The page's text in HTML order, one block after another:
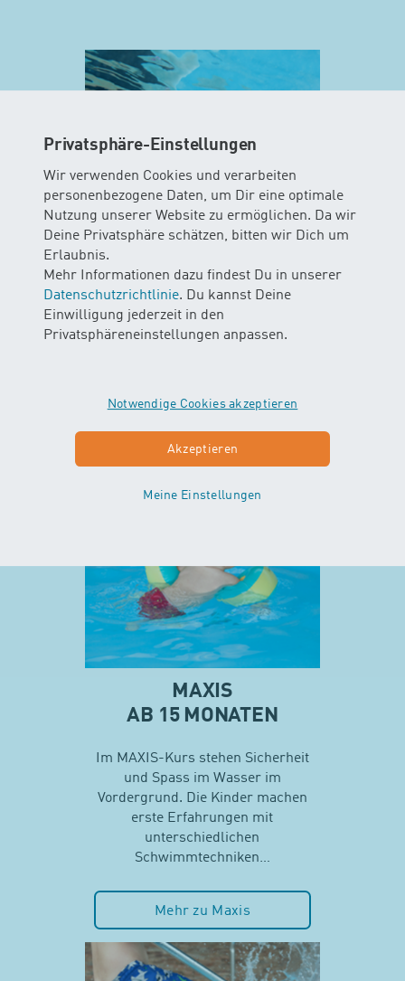
Privatsphäre-Einstellungen
Wir verwenden Cookies und verarbeiten
personenbezogene Daten, um Dir eine optimale
Nutzung unserer Website zu ermöglichen. Da wir
Deine Privatsphäre schätzen, bitten wir Dich um
Erlaubnis.
Mehr Informationen dazu findest Du in unserer
Datenschutzrichtlinie. Du kannst Deine
Einwilligung jederzeit in den
Privatsphäreneinstellungen anpassen.
Notwendige Cookies akzeptieren
Akzeptieren
Meine Einstellungen
AB 10 WOCHEN
In diesem Kurs können Babys das
Element Wasser mit all ihren Sinnen
ohne Unterstützung der Eltern…
Mehr zu Minis
MAXIS
AB 15 MONATEN
Im MAXIS-Kurs stehen Sicherheit
und Spass im Wasser im
Vordergrund. Die Kinder machen
erste Erfahrungen mit
unterschiedlichen
Schwimmtechniken…
Mehr zu Maxis